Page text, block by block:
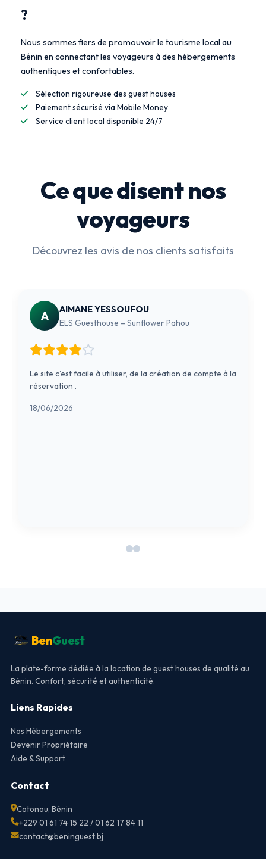
?
Nous sommes fiers de promouvoir le tourisme local au
Bénin en connectant les voyageurs à des hébergements
authentiques et confortables.
Sélection rigoureuse des guest houses
Paiement sécurisé via Mobile Money
Service client local disponible 24/7
Ce que disent nos
voyageurs
Découvrez les avis de nos clients satisfaits
A
AIMANE YESSOUFOU
ELS Guesthouse – Sunflower Pahou
Le site c’est facile à utiliser, de la création de compte à la
réservation .
18/06/2026
BenGuest
La plate-forme dédiée à la location de guest houses de qualité au
Bénin. Confort, sécurité et authenticité.
Liens Rapides
Nos Hébergements
Devenir Propriétaire
Aide & Support
Contact
Cotonou, Bénin
+229 01 61 74 15 22 / 01 62 17 84 11
contact@beninguest.bj